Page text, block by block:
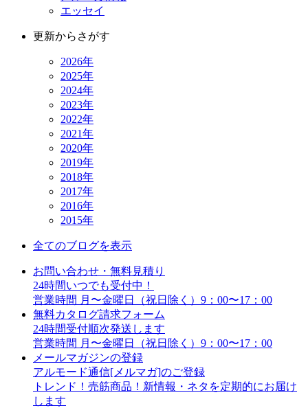
エッセイ
更新からさがす
2026年
2025年
2024年
2023年
2022年
2021年
2020年
2019年
2018年
2017年
2016年
2015年
全てのブログを表示
お問い合わせ・無料見積り
24時間いつでも受付中！
営業時間 月〜金曜日（祝日除く）9：00〜17：00
無料カタログ請求フォーム
24時間受付順次発送します
営業時間 月〜金曜日（祝日除く）9：00〜17：00
メールマガジンの登録
アルモード通信[メルマガ]のご登録
トレンド！売筋商品！新情報・ネタを定期的にお届け
します